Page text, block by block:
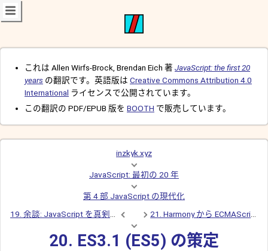
これは Allen Wirfs-Brock, Brendan Eich 著 JavaScript: the first 20
years の翻訳です。英語版は Creative Commons Attribution 4.0
International ライセンスで公開されています。
この翻訳の PDF/EPUB 版を BOOTH で販売しています。
inzkyk.xyz
JavaScript: 最初の 20 年
第 4 部 JavaScript の現代化
20. ES3.1 (ES5) の策定